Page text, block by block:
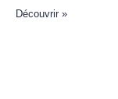
Découvrir »